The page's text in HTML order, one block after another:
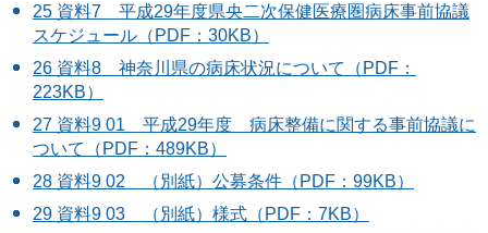
25 資料7 平成29年度県央二次保健医療圏病床事前協議
スケジュール（PDF：30KB）
26 資料8 神奈川県の病床状況について（PDF：
223KB）
27 資料9 01 平成29年度 病床整備に関する事前協議に
ついて（PDF：489KB）
28 資料9 02 （別紙）公募条件（PDF：99KB）
29 資料9 03 （別紙）様式（PDF：7KB）